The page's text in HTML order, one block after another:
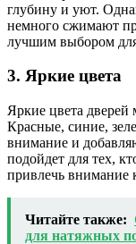
глубину и уют.
немного сжимают
лучшим выбором
3. Яркие цвета
Яркие цвета дверей
Красные, синие,
внимание и
подойдет для тех,
привлечь внимание
Читайте также:
для натяжных